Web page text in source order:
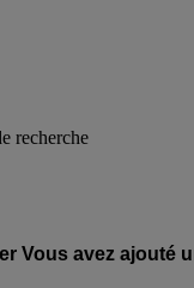
recherche
Vous avez ajouté